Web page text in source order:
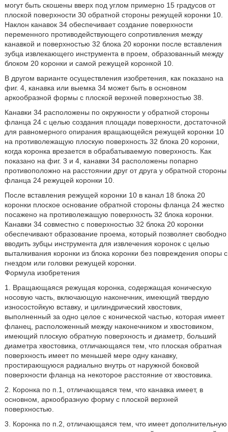
могут быть скошены вверх под углом примерно 15 градусов от
плоской поверхности 30 обратной стороны режущей коронки 10.
Наклон канавок 34 обеспечивает создание поверхности
переменного противодействующего сопротивления между
канавкой и поверхностью 32 блока 20 коронки после вставления
зубца извлекающего инструмента в проем, образованный между
блоком 20 коронки и самой режущей коронкой 10.
В другом варианте осуществления изобретения, как показано на
фиг. 4, канавка или выемка 34 может быть в основном
аркообразной формы с плоской верхней поверхностью 38.
Канавки 34 расположены по окружности у обратной стороны
фланца 24 с целью создания площади поверхности, достаточной
для равномерного опирания вращающейся режущей коронки 10
на противолежащую плоскую поверхность 32 блока 20 коронки,
когда коронка врезается в обрабатываемую поверхность. Как
показано на фиг. 3 и 4, канавки 34 расположены попарно
противоположно на расстоянии друг от друга у обратной стороны
фланца 24 режущей коронки 10.
После вставления режущей коронки 10 в канал 18 блока 20
коронки плоское основание обратной стороны фланца 24 жестко
посажено на противолежащую поверхность 32 блока коронки.
Канавки 34 совместно с поверхностью 32 блока 20 коронки
обеспечивают образование проема, который позволяет свободно
вводить зубцы инструмента для извлечения коронок с целью
выталкивания коронки из блока коронки без повреждения опоры с
гнездом или головки режущей коронки.
Формула изобретения
1. Вращающаяся режущая коронка, содержащая коническую
носовую часть, включающую наконечник, имеющий твердую
износостойкую вставку, и цилиндрический хвостовик,
выполненный за одно целое с конической частью, которая имеет
фланец, расположенный между наконечником и хвостовиком,
имеющий плоскую обратную поверхность и диаметр, больший
диаметра хвостовика, отличающаяся тем, что плоская обратная
поверхность имеет по меньшей мере одну канавку,
простирающуюся радиально внутрь от наружной боковой
поверхности фланца на некоторое расстояние от хвостовика.
2. Коронка по п.1, отличающаяся тем, что канавка имеет, в
основном, аркообразную форму с плоской верхней
поверхностью.
3. Коронка по п.2, отличающаяся тем, что имеет дополнительную